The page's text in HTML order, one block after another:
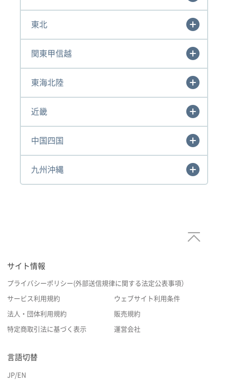
東北
関東甲信越
東海北陸
近畿
中国四国
九州沖縄
サイト情報
プライバシーポリシー(外部送信規律に関する法定公表事項）
サービス利用規約 ウェブサイト利用条件
法人・団体利用規約 販売規約
特定商取引法に基づく表示 運営会社
言語切替
JP/EN